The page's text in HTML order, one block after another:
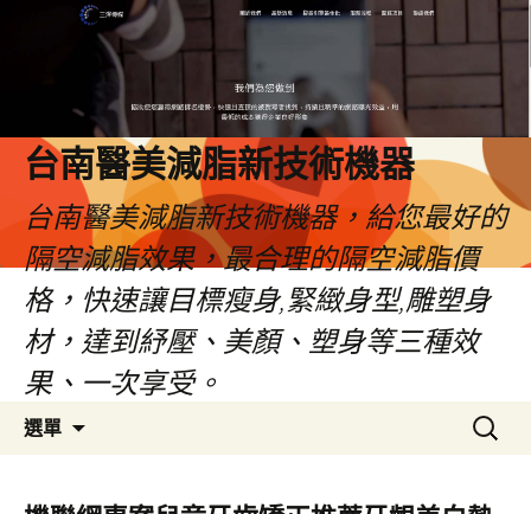
台南醫美減脂新技術機器
台南醫美減脂新技術機器，給您最好的
隔空減脂效果，最合理的隔空減脂價
格，快速讓目標瘦身,緊緻身型,雕塑身
材，達到紓壓、美顏、塑身等三種效
果、一次享受。
選單
容
搜
尋
鍵